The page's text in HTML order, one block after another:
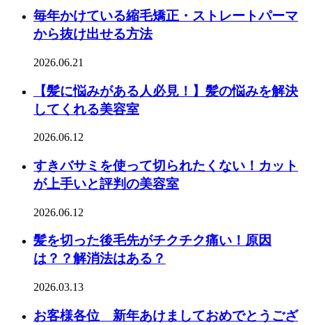
毎年かけている縮毛矯正・ストレートパーマ
から抜け出せる方法
2026.06.21
【髪に悩みがある人必見！】髪の悩みを解決
してくれる美容室
2026.06.12
すきバサミを使って切られたくない！カット
が上手いと評判の美容室
2026.06.12
髪を切った後毛先がチクチク痛い！原因
は？？解消法はある？
2026.03.13
お客様各位 新年あけましておめでとうござ